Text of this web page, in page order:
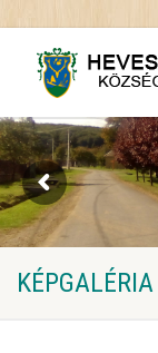
KÉPGALÉRIA